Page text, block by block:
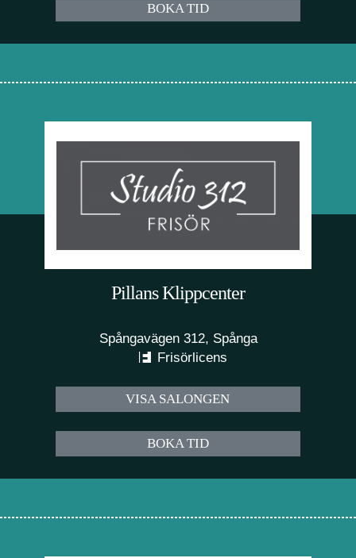
BOKA TID
Pillans Klippcenter
Spångavägen 312, Spånga
Frisörlicens
VISA SALONGEN
BOKA TID